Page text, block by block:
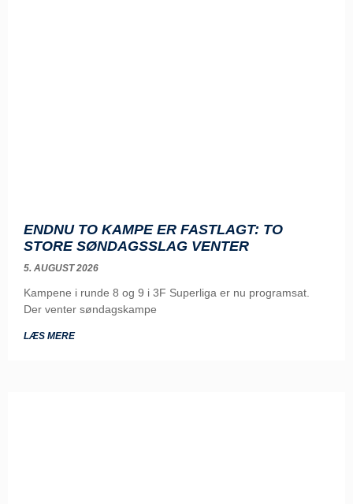
ENDNU TO KAMPE ER FASTLAGT: TO
STORE SØNDAGSSLAG VENTER
5. AUGUST 2026
Kampene i runde 8 og 9 i 3F Superliga er nu programsat.
Der venter søndagskampe
LÆS MERE